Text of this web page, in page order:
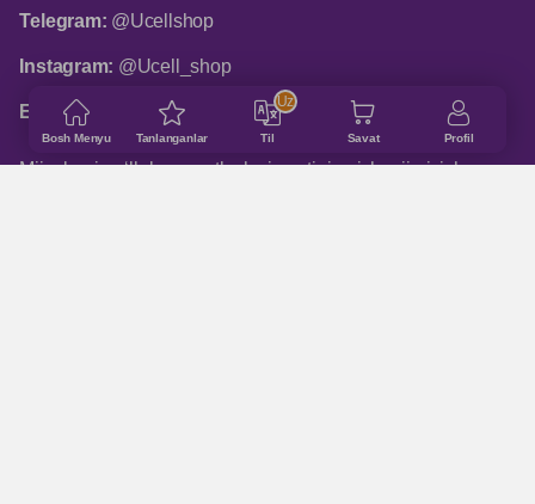
Bosh Menyu Tanlanganlar Til
Uz
Savat Profil
Telegram: @Ucellshop
Instagram: @Ucell_shop
Email:shop@ucell.uz
Mijozlarni qo‘llab-quvvatlash xizmatining ish rejimi: ish